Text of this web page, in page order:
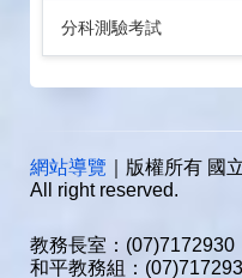
分科測驗考試
網站導覽 ｜版權所有 國
All right reserved.
教務長室：
和平教務組：